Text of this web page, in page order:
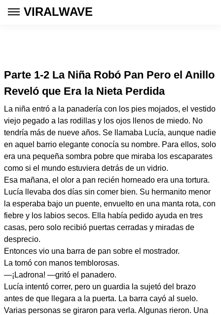
VIRALWAVE
Parte 1-2 La Niña Robó Pan Pero el Anillo
Reveló que Era la Nieta Perdida
La niña entró a la panadería con los pies mojados, el vestido
viejo pegado a las rodillas y los ojos llenos de miedo. No
tendría más de nueve años. Se llamaba Lucía, aunque nadie
en aquel barrio elegante conocía su nombre. Para ellos, solo
era una pequeña sombra pobre que miraba los escaparates
como si el mundo estuviera detrás de un vidrio.
Esa mañana, el olor a pan recién horneado era una tortura.
Lucía llevaba dos días sin comer bien. Su hermanito menor
la esperaba bajo un puente, envuelto en una manta rota, con
fiebre y los labios secos. Ella había pedido ayuda en tres
casas, pero solo recibió puertas cerradas y miradas de
desprecio.
Entonces vio una barra de pan sobre el mostrador.
La tomó con manos temblorosas.
—¡Ladrona! —gritó el panadero.
Lucía intentó correr, pero un guardia la sujetó del brazo
antes de que llegara a la puerta. La barra cayó al suelo.
Varias personas se giraron para verla. Algunas rieron. Una